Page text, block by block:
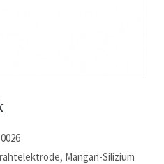
Mangan-Silizium